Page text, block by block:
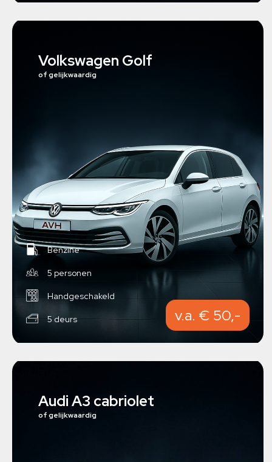
Volkswagen Golf
of gelijkwaardig
Benzine
5 personen
Handgeschakeld
5 deurs v.a. € 50,-
Audi A3 cabriolet
of gelijkwaardig